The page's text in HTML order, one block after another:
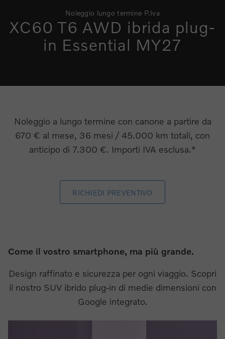
Noleggio lungo termine P.Iva
XC60 T6 AWD ibrida plug-
in Essential MY27
Noleggio a lungo termine con canone a partire da
670 € al mese, 36 mesi / 45.000 km totali, con
anticipo di 7.300 €. Importi IVA esclusa.*
RICHIEDI PREVENTIVO
Come il vostro smartphone, ma più grande.
Design raffinato e sicurezza per ogni viaggio. Scopri
il nostro SUV ibrido plug-in di medie dimensioni con
Google integrato.